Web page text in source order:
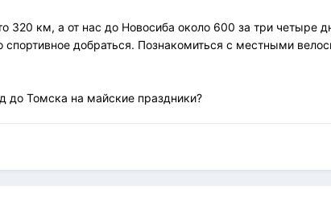
320 км, а от нас до Новосиба около 600 за три четыре
добраться. Познакомиться с местными
до Томска на майские праздники?